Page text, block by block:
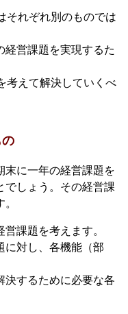
それぞれ別のものでは
経営課題を実現するた
考えて解決していくべ
末に一年の経営課題を
でしょう。その経営課
課題を考えます。
に対し、各機能（部
決するために必要な各